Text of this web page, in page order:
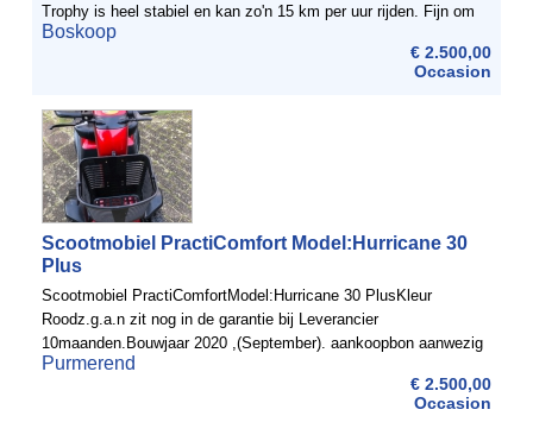
Trophy is heel stabiel en kan zo'n 15 km per uur rijden. Fijn om
met een fietser mee te komen in het verkeer. Het zitgedelte ...
Boskoop
€ 2.500,00
Occasion
Scootmobiel PractiComfort Model:Hurricane 30
Plus
Scootmobiel PractiComfortModel:Hurricane 30 PlusKleur
Roodz.g.a.n zit nog in de garantie bij Leverancier
10maanden.Bouwjaar 2020 ,(September). aankoopbon aanwezig
.(nieuwprijs €6.245,-). NIEUWSTAATIn juli 2021 nog oh beurt bij
Purmerend
€ 2.500,00
Occasion